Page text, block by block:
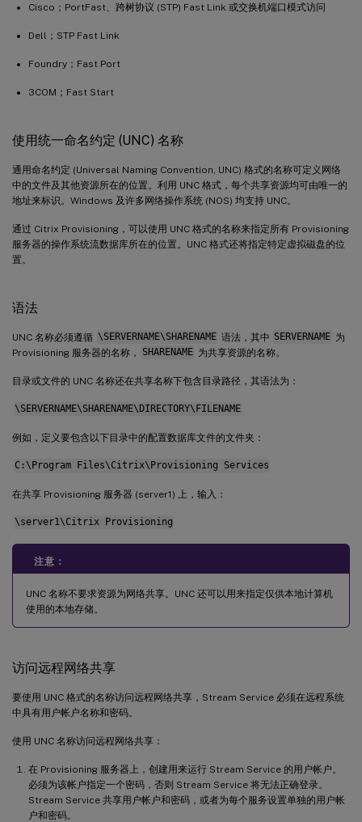
Cisco；PortFast、跨树协议 (STP) Fast Link 或交换机端口模式访问
Dell；STP Fast Link
Foundry；Fast Port
3COM；Fast Start
使用统一命名约定 (UNC) 名称
通用命名约定 (Universal Naming Convention, UNC) 格式的名称可定义网络
中的文件及其他资源所在的位置。利用 UNC 格式，每个共享资源均可由唯一的
地址来标识。Windows 及许多网络操作系统 (NOS) 均支持 UNC。
通过 Citrix Provisioning，可以使用 UNC 格式的名称来指定所有 Provisioning
服务器的操作系统流数据库所在的位置。UNC 格式还将指定特定虚拟磁盘的位
置。
语法
UNC 名称必须遵循 \SERVERNAME\SHARENAME 语法，其中 SERVERNAME 为
Provisioning 服务器的名称，
SHARENAME 为共享资源的名称。
目录或文件的 UNC 名称还在共享名称下包含目录路径，其语法为：
\SERVERNAME\SHARENAME\DIRECTORY\FILENAME
例如，定义要包含以下目录中的配置数据库文件的文件夹：
C:\Program Files\Citrix\Provisioning Services
在共享 Provisioning 服务器 (server1) 上，输入：
\server1\Citrix Provisioning
注意：
UNC 名称不要求资源为网络共享。UNC 还可以用来指定仅供本地计算机
使用的本地存储。
访问远程网络共享
要使用 UNC 格式的名称访问远程网络共享，Stream Service 必须在远程系统
中具有用户帐户名称和密码。
使用 UNC 名称访问远程网络共享：
在 Provisioning 服务器上，创建用来运行 Stream Service 的用户帐户。
必须为该帐户指定一个密码，否则 Stream Service 将无法正确登录。
Stream Service 共享用户帐户和密码，或者为每个服务设置单独的用户帐
户和密码。